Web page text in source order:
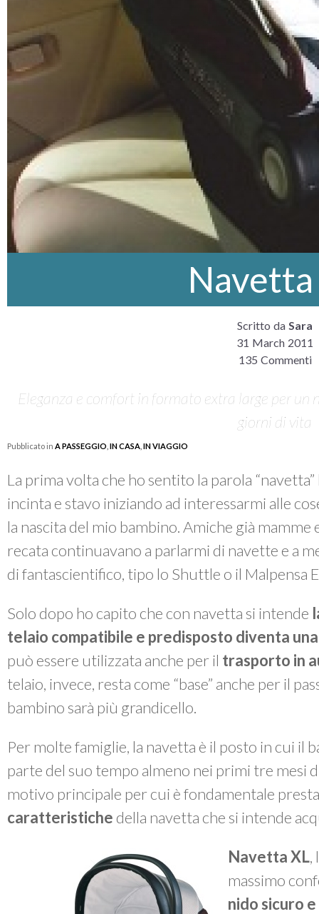
Scritto da Sara
31 March 2011
135 Commenti
Eleganza e comfort in formato extra large per un
giorni di vita
Pubblicato in A PASSEGGIO IN CASA, IN VIAGGIO
La prima volta che ho sentito la parola
incinta e stavo iniziando ad interessarmi alle
la nascita del mio bambino. Amiche già
recata continuavano a parlarmi di navette e a
di fantascientifico, tipo lo Shuttle o il Malpensa
Solo dopo ho capito che con navetta si intende
telaio compatibile e predisposto diventa
può essere utilizzata anche per il trasporto in
telaio, invece, resta come “base” anche per il
bambino sarà più grandicello.
Per molte famiglie, la navetta è il posto in cui il
parte del suo tempo almeno nei primi tre mesi
motivo principale per cui è fondamentale
caratteristiche della navetta che si intende
Navetta XL,
massimo
nido sicuro